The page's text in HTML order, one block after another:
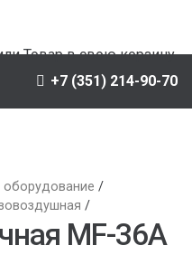
Товарв свою корзину.
+7 (351) 214-90-70
/
/
MF-36А